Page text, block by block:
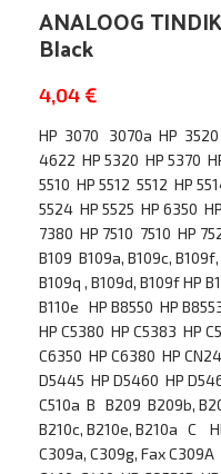
ANALOOG
Black
4,04€
HP 3070 3070a HP
4622 HP 5320 HP 5370
5510 HP 5512 5512 HP
5524 HP 5525 HP 6350
7380 HP 7510 7510 HP
B109 B109a, B109c,
B109q , B109d, B109f HP
B110e HP B8550 HP
HP C5380 HP C5383 HP
C6350 HP C6380 HP
D5445 HP D5460 HP
C510a B B209 B209b,
B210c, B210e, B210a C
C309a, C309g, Fax C309A